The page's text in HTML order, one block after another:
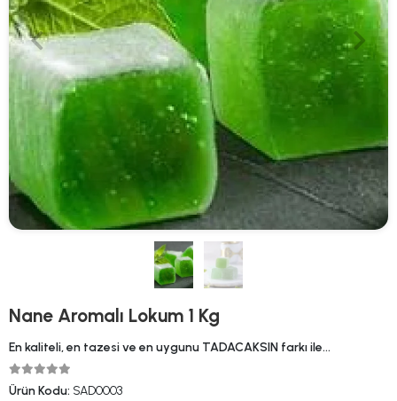
Nane Aromalı Lokum 1 Kg
En kaliteli, en tazesi ve en uygunu TADACAKSIN farkı ile…
Ürün Kodu: SAD0003